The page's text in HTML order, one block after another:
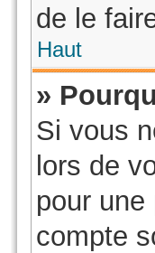
de le
Haut
»
Si vous
lors de
pour une
compte